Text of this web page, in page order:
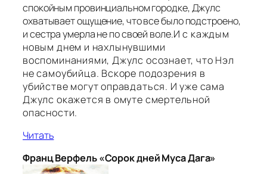
спокойным провинциальном городке, Джулс
охватывает ощущение, что все было подстроено,
и сестра умерла не по своей воле.И с каждым
новым днем и нахлынувшими
воспоминаниями, Джулс осознает, что Нэл
не самоубийца. Вскоре подозрения в
убийстве могут оправдаться. И уже сама
Джулс окажется в омуте смертельной
опасности.
Читать
Франц Верфель «Сорок дней Муса Дага»